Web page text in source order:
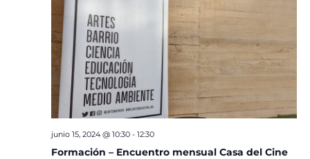
Formación – Encuentro mensual Casa del Cine
junio 15, 2024 @ 10:30- 12:30